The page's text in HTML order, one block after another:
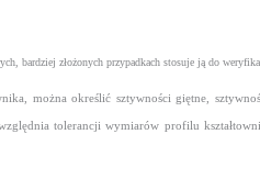
bardziej złożonych przypadkach stosuje ją do
można określić sztywności giętne,
tolerancji wymiarów profilu